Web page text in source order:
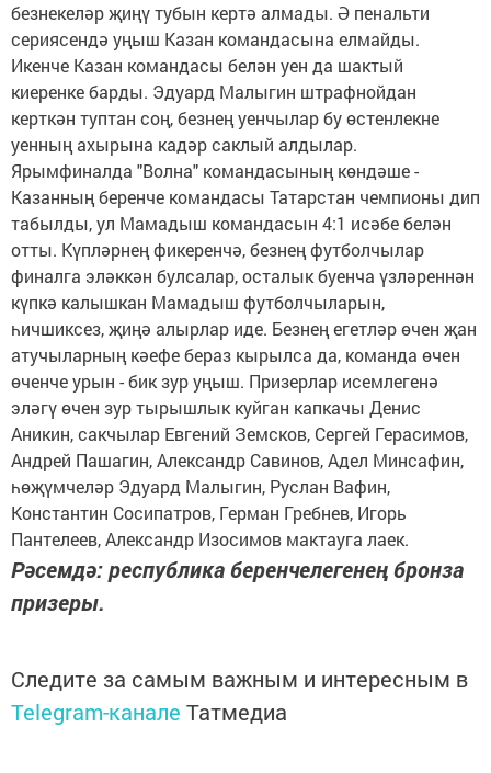
безнекеләр җиңү тубын кертә алмады. Ә пенальти
сериясендә уңыш Казан командасына елмайды.
Икенче Казан командасы белән уен да шактый
киеренке барды. Эдуард Малыгин штрафнойдан
керткән туптан соң, безнең уенчылар бу өстенлекне
уенның ахырына кадәр саклый алдылар.
Ярымфиналда "Волна" командасының көндәше -
Казанның беренче командасы Татарстан чемпионы дип
табылды, ул Мамадыш командасын 4:1 исәбе белән
отты. Күпләрнең фикеренчә, безнең футболчылар
финалга эләккән булсалар, осталык буенча үзләреннән
күпкә калышкан Мамадыш футболчыларын,
һичшиксез, җиңә алырлар иде. Безнең егетләр өчен җан
атучыларның кәефе бераз кырылса да, команда өчен
өченче урын - бик зур уңыш. Призерлар исемлегенә
эләгү өчен зур тырышлык куйган капкачы Денис
Аникин, сакчылар Евгений Земсков, Сергей Герасимов,
Андрей Пашагин, Александр Савинов, Адел Минсафин,
һөҗүмчеләр Эдуард Малыгин, Руслан Вафин,
Константин Сосипатров, Герман Гребнев, Игорь
Пантелеев, Александр Изосимов мактауга лаек.
Рәсемдә: республика беренчелегенең бронза
призеры.
Следите за самым важным и интересным в
Telegram-канале Татмедиа